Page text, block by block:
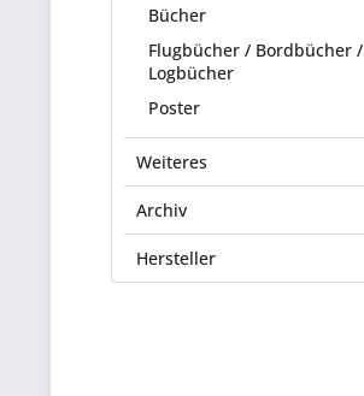
Bücher
Flugbücher / Bordbücher /
Logbücher
Poster
Weiteres
Archiv
Hersteller